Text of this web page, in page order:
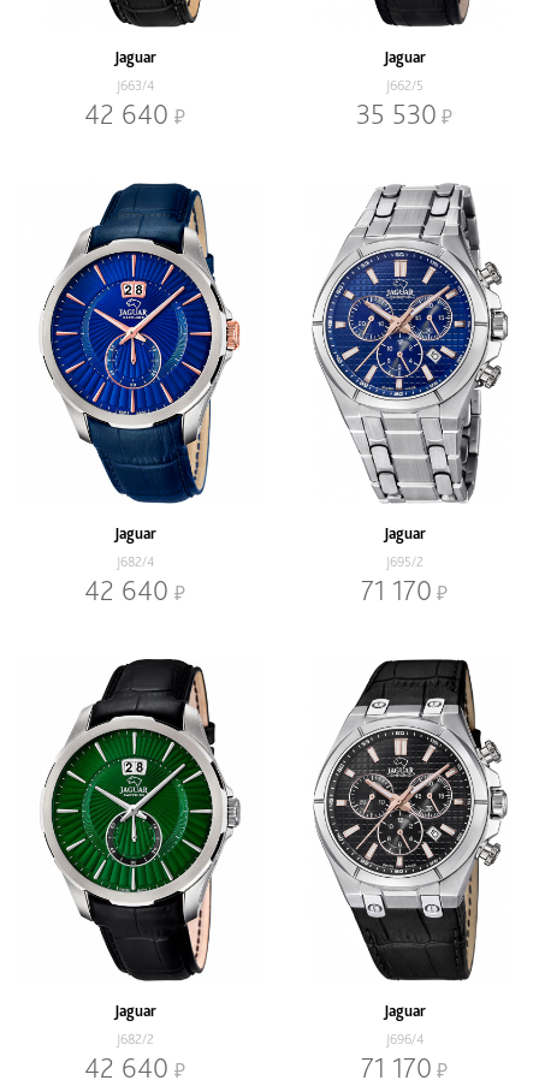
Jaguar
J663/4
42 640
Jaguar
J662/5
35 530
Jaguar
J682/4
42 640
Jaguar
J695/2
71 170
Jaguar
J682/2
42 640
Jaguar
J696/4
71 170